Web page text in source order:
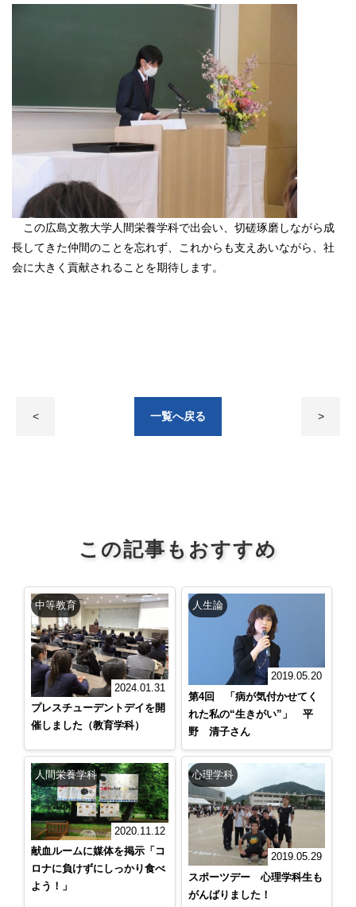
この広島文教大学人間栄養学科で出会い、切磋琢磨しながら成
長してきた仲間のことを忘れず、これからも支えあいながら、社
会に大きく貢献されることを期待します。
< 一覧へ戻る >
この記事もおすすめ
中等教育
2024.01.31
プレスチューデントデイを開
催しました（教育学科）
人生論
2019.05.20
第4回 「病が気付かせてく
れた私の“生きがい”」 平
野 清子さん
人間栄養学科
2020.11.12
献血ルームに媒体を掲示「コ
ロナに負けずにしっかり食べ
よう！」
心理学科
2019.05.29
スポーツデー 心理学科生も
がんばりました！